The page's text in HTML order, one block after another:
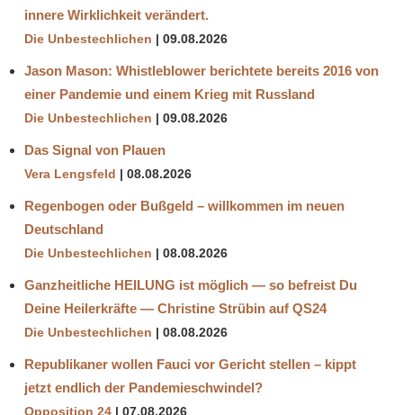
innere Wirklichkeit verändert.
Die Unbestechlichen 09.08.2026
Jason Mason: Whistleblower berichtete bereits 2016 von
einer Pandemie und einem Krieg mit Russland
Die Unbestechlichen 09.08.2026
Das Signal von Plauen
Vera Lengsfeld 08.08.2026
Regenbogen oder Bußgeld – willkommen im neuen
Deutschland
Die Unbestechlichen 08.08.2026
Ganzheitliche HEILUNG ist möglich — so befreist Du
Deine Heilerkräfte — Christine Strübin auf QS24
Die Unbestechlichen 08.08.2026
Republikaner wollen Fauci vor Gericht stellen – kippt
jetzt endlich der Pandemieschwindel?
Opposition 24 07.08.2026